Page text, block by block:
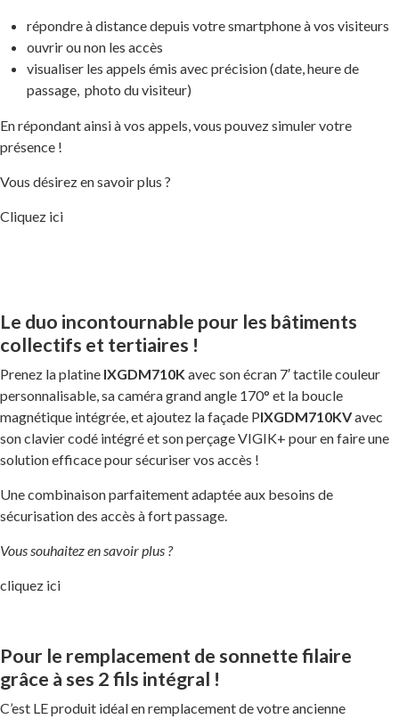
répondre à distance depuis votre smartphone à vos visiteurs
ouvrir ou non les accès
visualiser les appels émis avec précision (date, heure de
passage, photo du visiteur)
En répondant ainsi à vos appels, vous pouvez simuler votre
présence !
Vous désirez en savoir plus ?
Cliquez ici
Le duo incontournable pour les bâtiments
collectifs et tertiaires !
Prenez la platine IXGDM710K avec son écran 7′ tactile couleur
personnalisable, sa caméra grand angle 170° et la boucle
magnétique intégrée, et ajoutez la façade PIXGDM710KVavec
son clavier codé intégré et son perçage VIGIK+ pour en faire une
solution efficace pour sécuriser vos accès !
Une combinaison parfaitement adaptée aux besoins de
sécurisation des accès à fort passage.
Vous souhaitez en savoir plus ?
cliquez ici
Pour le remplacement de sonnette filaire
grâce à ses 2 fils intégral !
C’est LE produit idéal en remplacement de votre ancienne